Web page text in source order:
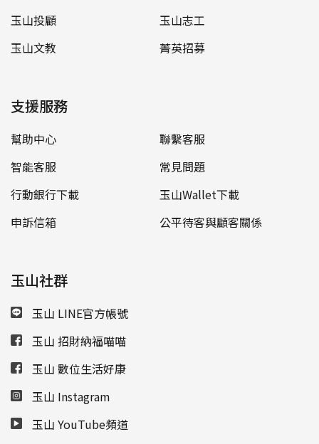
玉山投顧
玉山志工
玉山文教
菁英招募
支援服務
幫助中心
聯繫客服
智能客服
常見問題
行動銀行下載
玉山Wallet下載
申訴信箱
公平待客與顧客關係
玉山社群
玉山 LINE官方帳號
玉山 招財納福喵喵
玉山 數位生活好康
玉山 Instagram
玉山 YouTube頻道